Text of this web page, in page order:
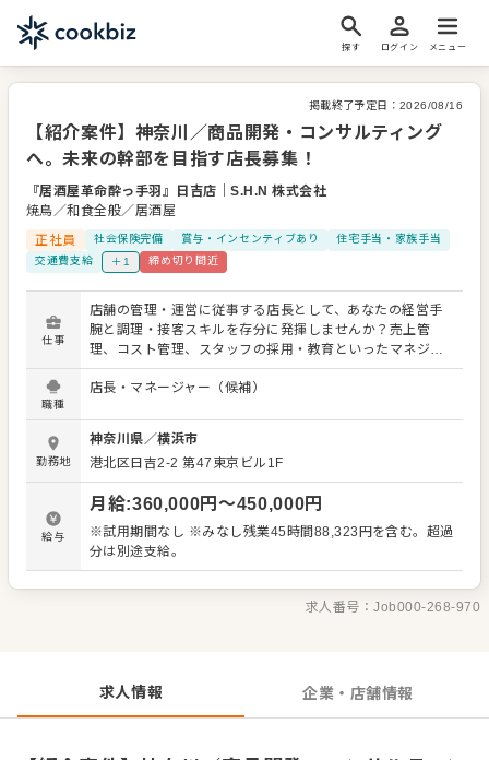
探す ログイン メニュー
掲載終了予定日： 2026/08/16
【紹介案件】神奈川／商品開発・コンサルティング
へ。未来の幹部を目指す店長募集！
『居酒屋革命酔っ手羽』日吉店 ｜S.H.N 株式会社
焼鳥／和食全般／居酒屋
正社員
社会保険完備 賞与・インセンティブあり
住宅手当・家族手当
交通費支給
＋1 締め切り間近
仕事
店舗の管理・運営に従事する店長として、あなたの経営手
腕と調理・接客スキルを存分に発揮しませんか？売上管
理、コスト管理、スタッフの採用・教育といったマネジメ
ント業務全般に加え、調理・仕込み・盛り付けなどの現場
業務も担っていただきます。 店舗運営をマスターした後、
といった幅広いキャリアパスをご用意。安定した基盤のも
と、未来の幹部を目指すチャンスです。 ＜おすすめポイン
ト＞ 商品開発、コンサルティング、FC SVなど、多彩なキ
ャリアパスが魅力。調理・接客・経営の全てを学べます。
職種
店長・マネージャー（候補）
勤務地
神奈川県／横浜市
港北区日吉2-2 第47東京ビル1F
給与
月給:360,000円〜450,000円
※試用期間なし ※みなし残業45時間88,323円を含む。超過
分は別途支給。
求人番号：Job000-268-970
求人情報 企業・店舗情報